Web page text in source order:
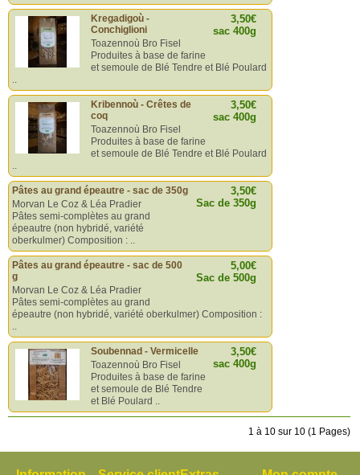
3,50€
sac 400g
Kregadigoù -
Conchiglioni
Toazennoù Bro Fisel
Produites à base de farine
et semoule de Blé Tendre et Blé Poulard
3,50€
sac 400g
Kribennoù - Crêtes de
coq
Toazennoù Bro Fisel
Produites à base de farine
et semoule de Blé Tendre et Blé Poulard
3,50€
Sac de 350g
Pâtes au grand épeautre - sac de 350g
Morvan Le Coz & Léa Pradier
Pâtes semi-complètes au grand
épeautre (non hybridé, variété
oberkulmer) Composition : ..
5,00€
Sac de 500g
Pâtes au grand épeautre - sac de 500
g
Morvan Le Coz & Léa Pradier
Pâtes semi-complètes au grand
épeautre (non hybridé, variété oberkulmer) Composition :
3,50€
sac 400g
Soubennad - Vermicelle
Toazennoù Bro Fisel
Produites à base de farine
et semoule de Blé Tendre
et Blé Poulard ..
1 à 10 sur 10 (1 Pages)